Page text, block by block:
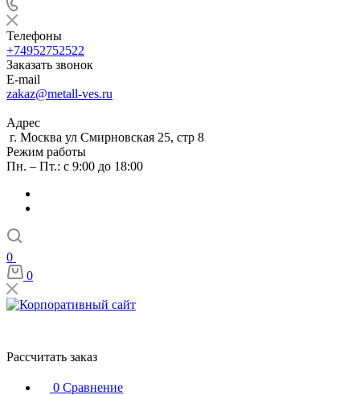
Телефоны
+74952752522
Заказать звонок
E-mail
zakaz@metall-ves.ru
Адрес
г. Москва ул Смирновская 25, стр 8
Режим работы
Пн. – Пт.: с 9:00 до 18:00
0
0
Рассчитать заказ
0 Сравнение